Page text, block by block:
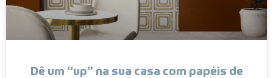
Dê um “up” na sua casa com papéis de